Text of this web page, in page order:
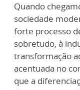
Quando
sociedade
forte processo
sobretudo, à
transformação
acentuada no
que a